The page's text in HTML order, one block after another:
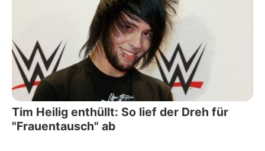
Tim Heilig enthüllt: So lief der Dreh für
"Frauentausch" ab